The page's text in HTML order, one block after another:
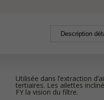
Utilisée dans l’extraction
tertiaires. Les ailettes
FY la vision du filtre.